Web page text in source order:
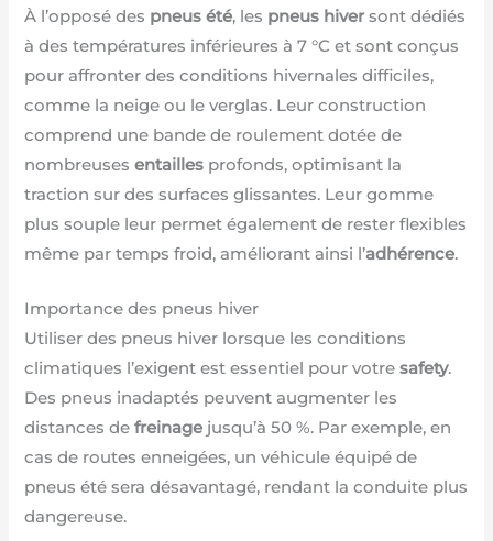
À l’opposé des pneus été, les pneus hiversont dédiés
à des températures inférieures à 7 °C et sont conçus
pour affronter des conditions hivernales difficiles,
comme la neige ou le verglas. Leur construction
comprend une bande de roulement dotée de
nombreusesentailles profonds, optimisant la
traction sur des surfaces glissantes. Leur gomme
plus souple leur permet également de rester flexibles
même par temps froid, améliorant ainsi l’adhérence.
Importance des pneus hiver
Utiliser des pneus hiver lorsque les conditions
climatiques l’exigent est essentiel pour votresafety.
Des pneus inadaptés peuvent augmenter les
distances defreinage jusqu’à 50 %. Par exemple, en
cas de routes enneigées, un véhicule équipé de
pneus été sera désavantagé, rendant la conduite plus
dangereuse.